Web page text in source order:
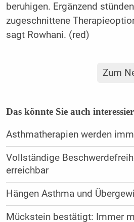
beruhigen. Ergänzend
zugeschnittene
sagt Rowhani. (red)
Zum
Das könnte Sie auch
Asthmatherapien werden
Vollständige
erreichbar
Hängen Asthma und
Mückstein bestätigt: Immer